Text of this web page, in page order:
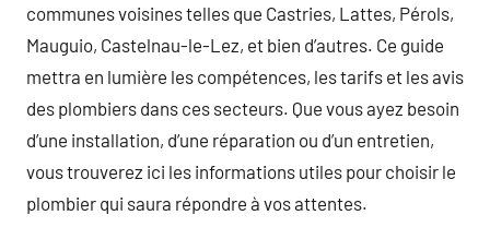
communes voisines telles que Castries, Lattes, Pérols,
Mauguio, Castelnau-le-Lez, et bien d’autres. Ce guide
mettra en lumière les compétences, les tarifs et les avis
des plombiers dans ces secteurs. Que vous ayez besoin
d’une installation, d’une réparation ou d’un entretien,
vous trouverez ici les informations utiles pour choisir le
plombier qui saura répondre à vos attentes.